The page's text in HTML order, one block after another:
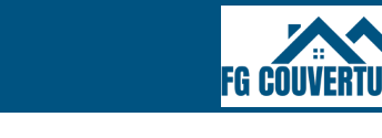
COUVREUR 06
Nos réalisations